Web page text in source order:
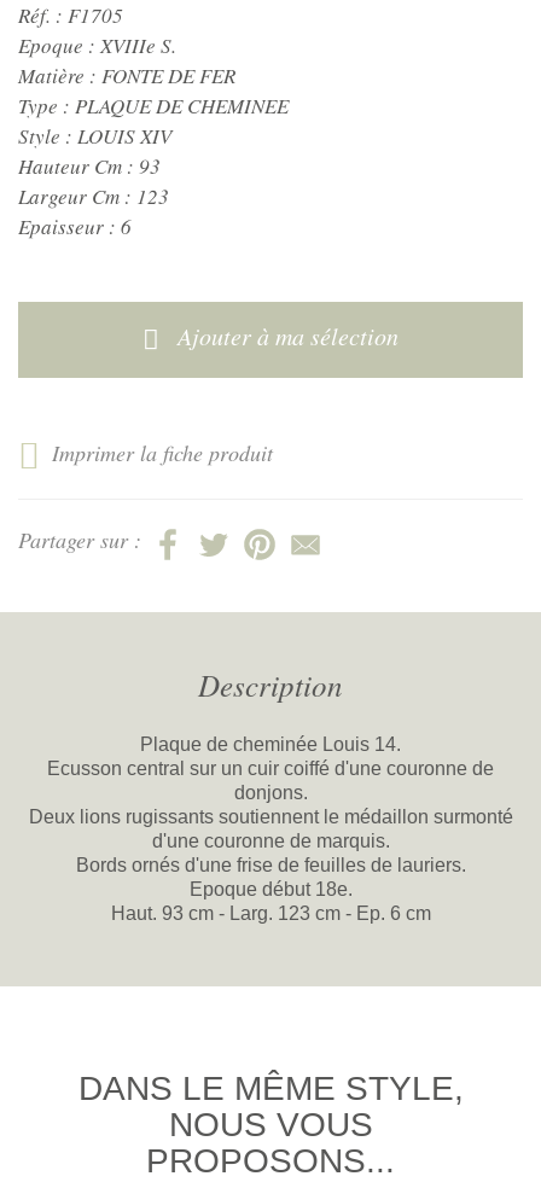
Réf. : F1705
Epoque :XVIIIe S.
Matière : FONTE DE FER
Type : PLAQUE DE CHEMINEE
Style : LOUIS XIV
Hauteur Cm : 93
Largeur Cm : 123
Epaisseur : 6
Ajouter à ma sélection
Imprimer la fiche produit
Partager sur :
Description
Plaque de cheminée Louis 14.
Ecusson central sur un cuir coiffé d'une couronne de
donjons.
Deux lions rugissants soutiennent le médaillon surmonté
d'une couronne de marquis.
Bords ornés d'une frise de feuilles de lauriers.
Epoque début 18e.
Haut. 93 cm - Larg. 123 cm - Ep. 6 cm
DANS LE MÊME STYLE,
NOUS VOUS
PROPOSONS...